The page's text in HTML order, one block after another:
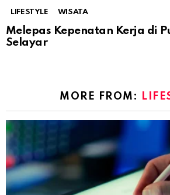
LIFESTYLE WISATA
Melepas Kepenatan Kerja di
Selayar
MORE FROM: